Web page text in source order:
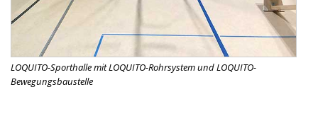
LOQUITO-Sporthalle mit LOQUITO-Rohrsystem und LOQUITO-
Bewegungsbaustelle